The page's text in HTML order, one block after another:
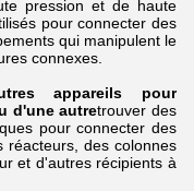
pression et de haute
pour connecter des
qui manipulent le
connexes.
appareils pour
d'une autretrouver des
pour connecter des
réacteurs, des colonnes
et d'autres récipients à